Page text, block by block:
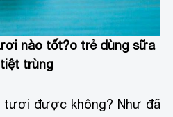
nào tốt?o trẻ dùng sữa
trùng
tươi được không? Như đã